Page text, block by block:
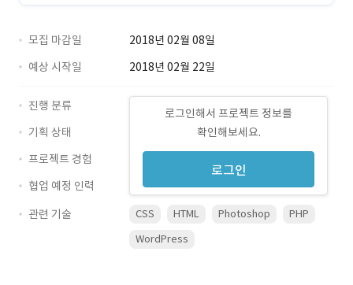
모집 마감일
2018년 02월 08일
예상 시작일
2018년 02월 22일
로그인해서 프로젝트 정보를
확인해보세요.
로그인
진행 분류
기획 상태
프로젝트 경험
협업 예정 인력
관련 기술
CSS HTML Photoshop
PHP
WordPress